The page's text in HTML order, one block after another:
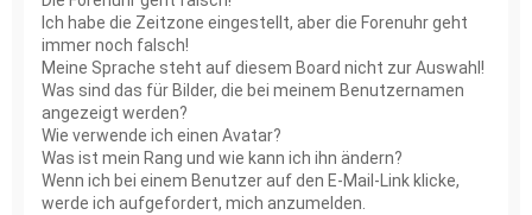
Ich habe die Zeitzone eingestellt, aber die Forenuhr geht
immer noch falsch!
Meine Sprache steht auf diesem Board nicht zur Auswahl!
Was sind das für Bilder, die bei meinem Benutzernamen
angezeigt werden?
Wie verwende ich einen Avatar?
Was ist mein Rang und wie kann ich ihn ändern?
Wenn ich bei einem Benutzer auf den E-Mail-Link klicke,
werde ich aufgefordert, mich anzumelden.